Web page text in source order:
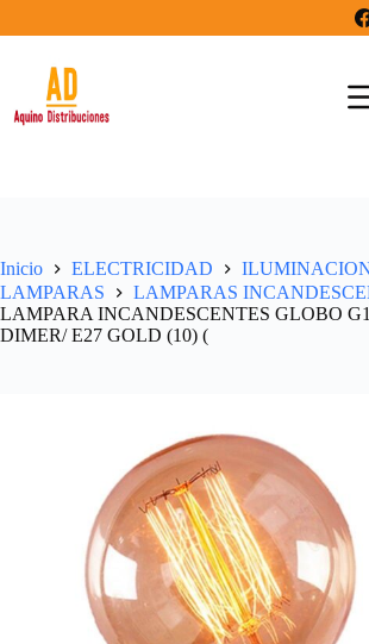
Inicio ELECTRICIDAD
LAMPARAS
LAMPARAS
LAMPARA INCANDESCENTES GLOBO
DIMER/ E27 GOLD (10) (